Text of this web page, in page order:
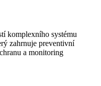
komplexního systému
zahrnuje preventivní
a monitoring